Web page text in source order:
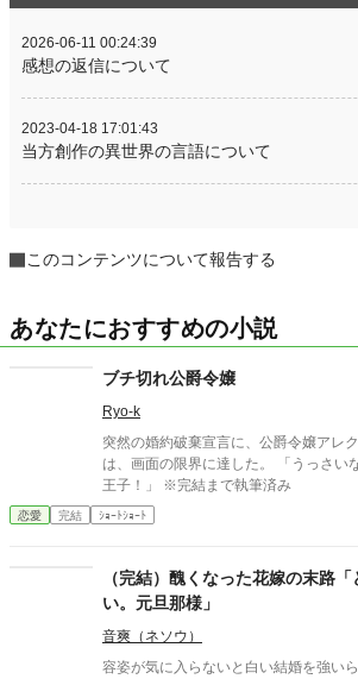
2026-06-11 00:24:39
感想の返信について
2023-04-18 17:01:43
当方創作の異世界の言語について
このコンテンツについて報告する
あなたにおすすめの小説
ブチ切れ公爵令嬢
Ryo-k
突然の婚約破棄宣言に、公爵令嬢アレ
は、画面の限界に達した。 「うっさいな！！ 少し黙れ！ アホ
王子！」 ※完結まで執筆済み
恋愛 完結 ｼｮｰﾄｼｮｰﾄ
（完結）醜くなった花嫁の末路
い。元旦那様」
音爽（ネソウ）
容姿が気に入らないと白い結婚を強い